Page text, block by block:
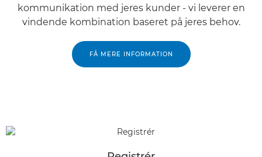
kommunikation med jeres kunder - vi leverer en
vindende kombination baseret på jeres behov.
FÅ MERE INFORMATION